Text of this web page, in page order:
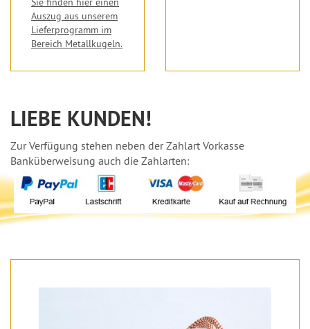
Auszug aus unserem
Lieferprogramm im
Bereich Metallkugeln.
LIEBE KUNDEN!
Zur Verfügung stehen neben der Zahlart Vorkasse
Banküberweisung auch die Zahlarten: